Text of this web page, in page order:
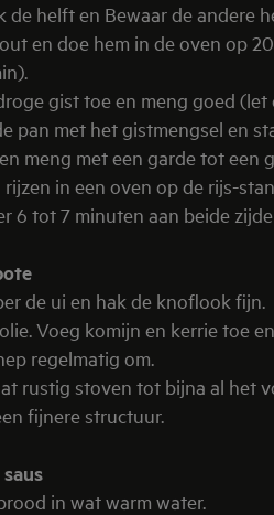
de helft en Bewaar de andere
en doe hem in de oven op
gist toe en meng goed
pan met het gistmengsel en
meng met een garde tot een
in een oven op de rijs-
6 tot 7 minuten aan beide
de ui en hak de knoflook fijn.
Voeg komijn en kerrie toe
regelmatig om.
rustig stoven tot bijna al het
fijnere structuur.
in wat warm water.